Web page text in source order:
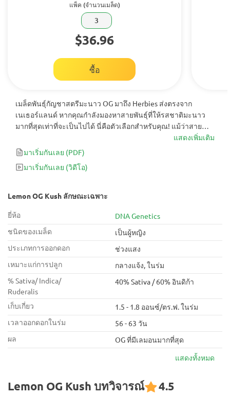
แพ็ค (จำนวนเมล็ด)
3
$36.96
ซื้อ
เมล็ดพันธุ์กัญชาสตรีมะนาว OG มาถึง Herbies ส่งตรงจาก
เนเธอร์แลนด์ หากคุณกำลังมองหาสายพันธุ์ที่ให้รสชาติมะนาว
มากที่สุดเท่าที่จะเป็นไปได้ นี่คือตัวเลือกสำหรับคุณ! แม้ว่าสาย
พันธุ์นี้จะให้ผลผลิตที่สูงกว่าค่าเฉลี่ยเล็กน้อย แต่สายพันธุ์นี้มี
ศักยภาพที่สูงมากและรสชาติที่โดดเด่น ทำให้คุณยังเป็นสายพันธุ์
ที่คุณควรเก็บไว้ในคอลเลกชันของคุณ Lemon OG Kush เป็นสาย
พันธุ์กัญชาที่ออกฤทธิ์เร็วและรุนแรง เป็นตัวเลือกที่ยอดเยี่ยม
แสดงเพิ่มเติม
มาเริ่มกันเลย (PDF)
มาเริ่มกันเลย (วิดีโอ)
Lemon OG Kush ลักษณะเฉพาะ
ยี่ห้อ
DNA Genetics
ชนิดของเมล็ด
เป็นผู้หญิง
ประเภทการออกดอก
ช่วงแสง
เหมาะแก่การปลูก
กลางแจ้ง, ในร่ม
% Sativa/ Indica/
Ruderalis
40% Sativa / 60% อินดิก้า
เก็บเกี่ยว
1.5 - 1.8 ออนซ์/ตร.ฟ. ในร่ม
เวลาออกดอกในร่ม
56 - 63 วัน
ผล
OG ที่มีเลมอนมากที่สุด
แสดงทั้งหมด
Lemon OG Kush บทวิจารณ์ 4.5